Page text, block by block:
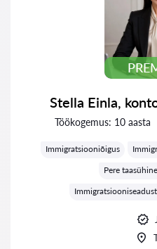
Stella Einla,
Töökogemus: 10 aasta
Immigratsiooniõigus
Pere